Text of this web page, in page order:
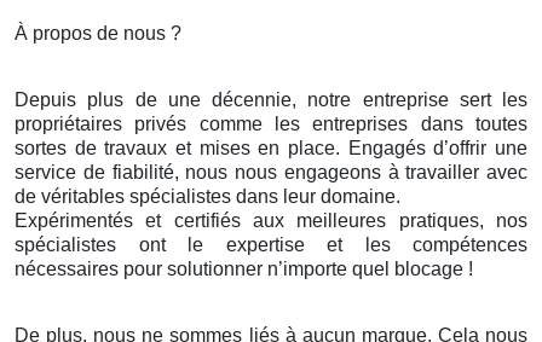
À propos de nous ?
Depuis plus de une décennie, notre entreprise sert les
propriétaires privés comme les entreprises dans toutes
sortes de travaux et mises en place. Engagés d’offrir une
service de fiabilité, nous nous engageons à travailler avec
de véritables spécialistes dans leur domaine.
Expérimentés et certifiés aux meilleures pratiques, nos
spécialistes ont le expertise et les compétences
nécessaires pour solutionner n’importe quel blocage !
De plus, nous ne sommes liés à aucun marque. Cela nous